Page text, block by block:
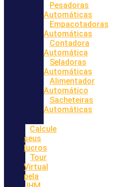
Pesadoras
Automáticas
Empacotadoras
Automáticas
Contadora
Automática
Seladoras
Automáticas
Alimentador
Automático
Sacheteiras
Automáticas
Calcule
seus
lucros
Tour
Virtual
pela